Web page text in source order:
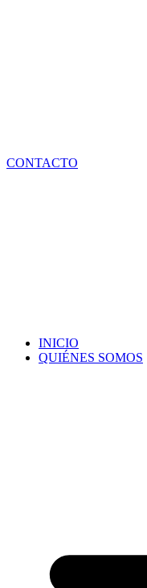
CONTACTO
INICIO
QUIÉNES SOMOS